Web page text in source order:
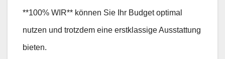
**100% WIR** können Sie Ihr Budget optimal
nutzen und trotzdem eine erstklassige Ausstattung
bieten.